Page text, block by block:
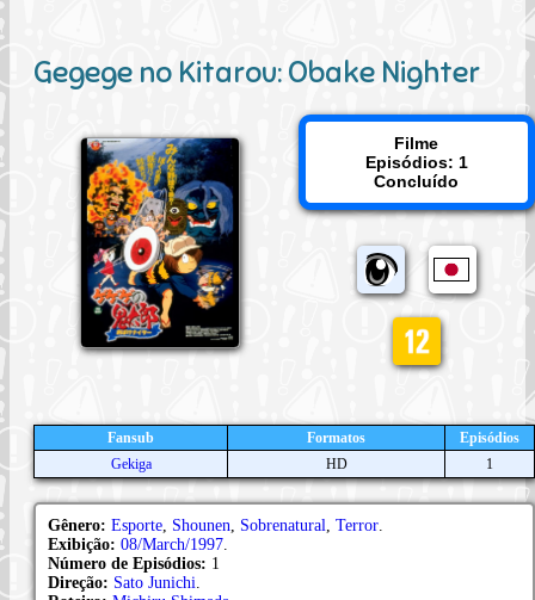
Gegege no Kitarou: Obake Nighter
Filme
Episódios: 1
Concluído
Fansub Formatos
Episódios
Gekiga
HD 1
Gênero: Esporte Shounen Sobrenatural Terror
Exibição: 08/March/1997
Número de Episódios: 1
Direção: Sato Junichi